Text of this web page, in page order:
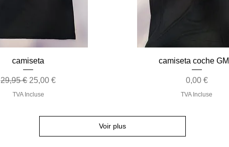
Aperçu rapide
camiseta
Prix original
29,95 € Prix promotionnel
25,00 €
TVA Incluse
Aperçu rapide
camiseta coche
Prix
0,00 €
TVA Incluse
Voir plus